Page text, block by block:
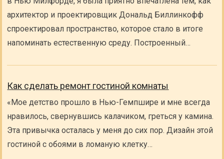
архитектор и проектировщик Дональд Биллинкофф
спроектировал пространство, которое стало в итоге
напоминать естественную среду. Построенный…
Как сделать ремонт гостиной комнаты
«Мое детство прошло в Нью-Гемпшире и мне всегда
нравилось, свернувшись калачиком, греться у камина.
Эта привычка осталась у меня до сих пор. Дизайн этой
гостиной с обоями в ломаную клетку…